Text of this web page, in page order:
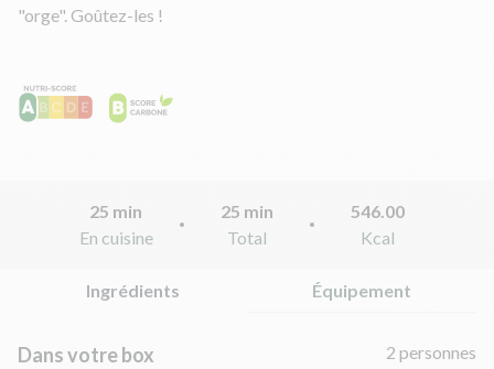
"orge". Goûtez-les !
25 min
En cuisine
25 min
Total
546.00
Kcal
Ingrédients Équipement
Dans votre box
2 personnes